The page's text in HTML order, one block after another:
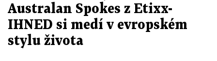
Australan Spokes z Etixx-
IHNED si medí v evropském
stylu života